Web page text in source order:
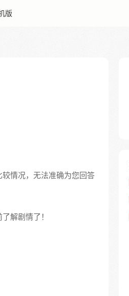
版
情况，无法准确为您回答
解剧情了！